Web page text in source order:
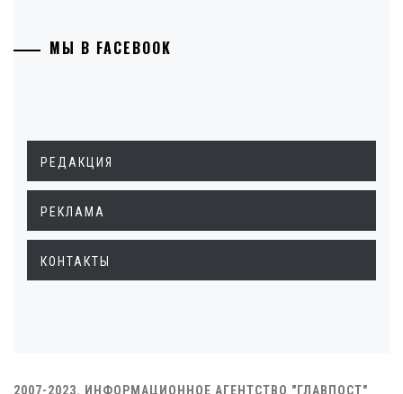
МЫ В FACEBOOK
РЕДАКЦИЯ
РЕКЛАМА
КОНТАКТЫ
2007-2023. ИНФОРМАЦИОННОЕ АГЕНТСТВО "ГЛАВПОСТ"